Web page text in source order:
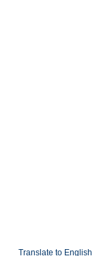
Translate to English